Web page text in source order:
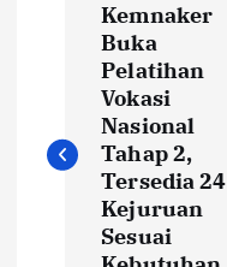
t
Kemnaker
Buka
Pelatihan
Vokasi
Nasional
Tahap 2,
Tersedia 24
Kejuruan
Sesuai